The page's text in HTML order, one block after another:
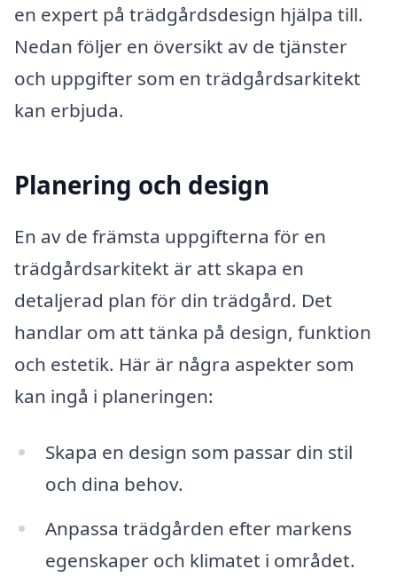
en expert på trädgårdsdesign hjälpa till.
Nedan följer en översikt av de tjänster
och uppgifter som en trädgårdsarkitekt
kan erbjuda.
Planering och design
En av de främsta uppgifterna för en
trädgårdsarkitekt är att skapa en
detaljerad plan för din trädgård. Det
handlar om att tänka på design, funktion
och estetik. Här är några aspekter som
kan ingå i planeringen:
Skapa en design som passar din stil
och dina behov.
Anpassa trädgården efter markens
egenskaper och klimatet i området.